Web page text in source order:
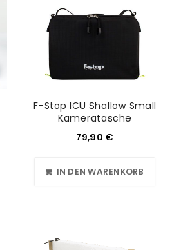
F-Stop ICU Shallow Small
Kameratasche
79,90 €
IN DEN WARENKORB